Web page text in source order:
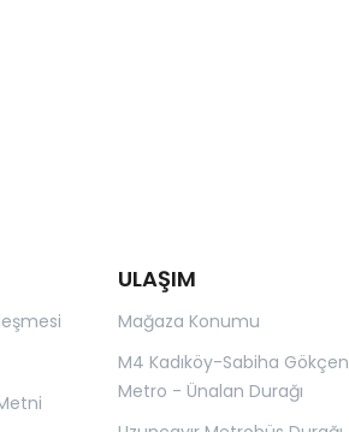
ULAŞIM
Mağaza Konumu
M4 Kadıköy-Sabiha Gökçen
Metro - Ünalan Durağı